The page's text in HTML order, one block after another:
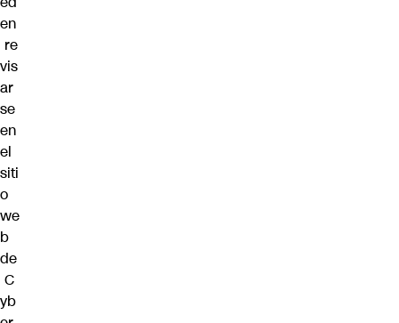
en
re
vis
ar
se
en
el
siti
o
we
b
de
C
yb